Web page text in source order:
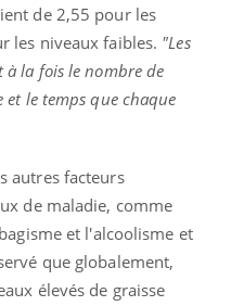
de 2,55 pour les
les niveaux faibles. "Les
à la fois le nombre de
le temps que chaque
autres facteurs
de maladie, comme
et l'alcoolisme et
que globalement,
élevés de graisse